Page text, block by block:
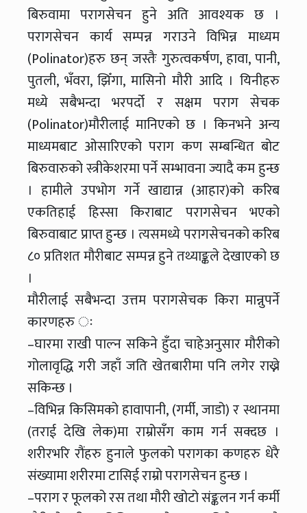
बिरुवामा परागसेचन हुने अति आवश्यक छ ।
परागसेचन कार्य सम्पन्न गराउने विभिन्न माध्यम
(Polinator)हरु छन् जस्तैः गुरुत्वकर्षण, हावा, पानी,
पुतली, भँवरा, झिँगा, मासिनो मौरी आदि । यिनीहरु
मध्ये सबैभन्दा भरपर्दो र सक्षम पराग सेचक
(Polinator)मौरीलाई मानिएको छ । किनभने अन्य
माध्यमबाट ओसारिएको पराग कण सम्बन्धित बोट
बिरुवारुको स्त्रीकेशरमा पर्ने सम्भावना ज्यादै कम हुन्छ
। हामीले उपभोग गर्ने खाद्यान्न (आहार)को करिब
एकतिहाई हिस्सा किराबाट परागसेचन भएको
बिरुवाबाट प्राप्त हुन्छ । त्यसमध्ये परागसेचनको करिब
८० प्रतिशत मौरीबाट सम्पन्न हुने तथ्याङ्कले देखाएको छ
।
मौरीलाई सबैभन्दा उत्तम परागसेचक किरा मान्नुपर्ने
कारणहरु ः
–घारमा राखी पाल्न सकिने हुँदा चाहेअनुसार मौरीको
गोलावृद्धि गरी जहाँ जति खेतबारीमा पनि लगेर राख्ने
सकिन्छ ।
–विभिन्न किसिमको हावापानी, (गर्मी, जाडो) र स्थानमा
(तराई देखि लेक)मा राम्रोसँग काम गर्न सक्दछ ।
शरीरभरि रौंहरु हुनाले फुलको परागका कणहरु धेरै
संख्यामा शरीरमा टासिई राम्रो परागसेचन हुन्छ ।
–पराग र फूलको रस तथा मौरी खोटो संङ्कलन गर्न कर्मी